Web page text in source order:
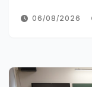
06/08/2026